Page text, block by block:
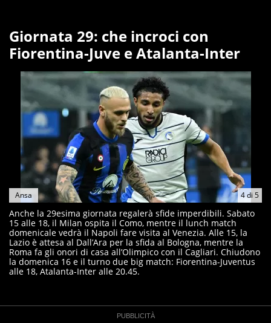
Giornata 29: che incroci con
Fiorentina-Juve e Atalanta-Inter
4di 5
Ansa
Anche la 29esima giornata regalerà sfide imperdibili. Sabato
15 alle 18, il Milan ospita il Como, mentre il lunch match
domenicale vedrà il Napoli fare visita al Venezia. Alle 15, la
Lazio è attesa al Dall’Ara per la sfida al Bologna, mentre la
Roma fa gli onori di casa all’Olimpico con il Cagliari. Chiudono
la domenica 16 e il turno due big match: Fiorentina-Juventus
alle 18, Atalanta-Inter alle 20.45.